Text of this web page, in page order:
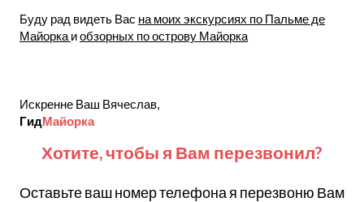
Буду рад видеть Вас на моих экскурсиях по Пальме де
Майорка иобзорных по острову Майорка
Искренне Ваш Вячеслав,
ГидМайорка
Хотите, чтобы я Вам перезвонил?
Оставьте ваш номер телефона я перезвоню Вам